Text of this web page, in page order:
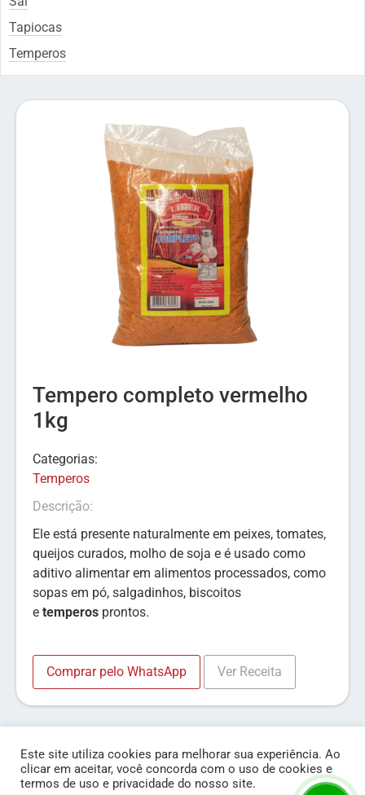
Tapiocas
Temperos
Tempero completo vermelho
1kg
Categorias:
Temperos
Descrição:
Ele está presente naturalmente em peixes, tomates,
queijos curados, molho de soja e é usado como
aditivo alimentar em alimentos processados, como
sopas em pó, salgadinhos, biscoitos
e temperos prontos.
Comprar pelo WhatsApp Ver Receita
Este site utiliza cookies para melhorar sua experiência. Ao
clicar em aceitar, você concorda com o uso de cookies e
termos de uso e privacidade do nosso site.